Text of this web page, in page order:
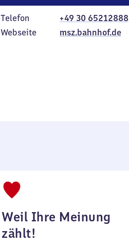
Telefon
+49 30 65212888
Webseite
msz.bahnhof.de
Weil Ihre Meinung
zählt!